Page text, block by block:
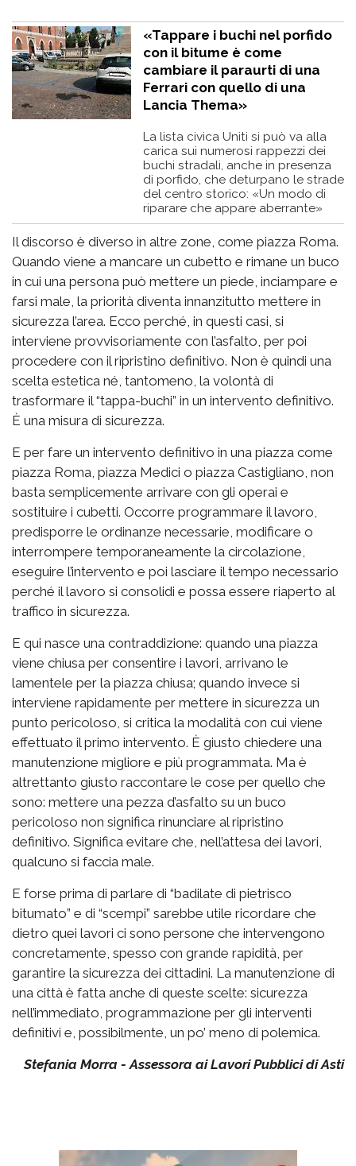
«Tappare i buchi nel porfido
con il bitume è come
cambiare il paraurti di una
Ferrari con quello di una
Lancia Thema»
La lista civica Uniti si può va alla
carica sui numerosi rappezzi dei
buchi stradali, anche in presenza
di porfido, che deturpano le strade
del centro storico: «Un modo di
riparare che appare aberrante»
Il discorso è diverso in altre zone, come piazza Roma.
Quando viene a mancare un cubetto e rimane un buco
in cui una persona può mettere un piede, inciampare e
farsi male, la priorità diventa innanzitutto mettere in
sicurezza l’area. Ecco perché, in questi casi, si
interviene provvisoriamente con l’asfalto, per poi
procedere con il ripristino definitivo. Non è quindi una
scelta estetica né, tantomeno, la volontà di
trasformare il “tappa-buchi” in un intervento definitivo.
È una misura di sicurezza.
E per fare un intervento definitivo in una piazza come
piazza Roma, piazza Medici o piazza Castigliano, non
basta semplicemente arrivare con gli operai e
sostituire i cubetti. Occorre programmare il lavoro,
predisporre le ordinanze necessarie, modificare o
interrompere temporaneamente la circolazione,
eseguire l’intervento e poi lasciare il tempo necessario
perché il lavoro si consolidi e possa essere riaperto al
traffico in sicurezza.
E qui nasce una contraddizione: quando una piazza
viene chiusa per consentire i lavori, arrivano le
lamentele per la piazza chiusa; quando invece si
interviene rapidamente per mettere in sicurezza un
punto pericoloso, si critica la modalità con cui viene
effettuato il primo intervento. È giusto chiedere una
manutenzione migliore e più programmata. Ma è
altrettanto giusto raccontare le cose per quello che
sono: mettere una pezza d’asfalto su un buco
pericoloso non significa rinunciare al ripristino
definitivo. Significa evitare che, nell’attesa dei lavori,
qualcuno si faccia male.
E forse prima di parlare di “badilate di pietrisco
bitumato” e di “scempi” sarebbe utile ricordare che
dietro quei lavori ci sono persone che intervengono
concretamente, spesso con grande rapidità, per
garantire la sicurezza dei cittadini. La manutenzione di
una città è fatta anche di queste scelte: sicurezza
nell’immediato, programmazione per gli interventi
definitivi e, possibilmente, un po’ meno di polemica.
Stefania Morra - Assessora ai Lavori Pubblici di Asti